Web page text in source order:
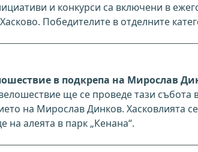
и конкурси са включени в
Победителите в отделните
в подкрепа на Мирослав
ще се проведе тази
на Мирослав Динков. Хасковлията
на алеята в парк „Кенана“.